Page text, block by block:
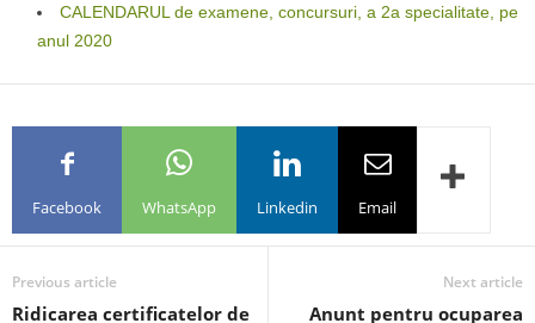
CALENDARUL de examene, concursuri, a 2a specialitate, pe
anul 2020
Facebook WhatsApp Linkedin Email
Previous article
Ridicarea certificatelor de
Next article
Anunt pentru ocuparea